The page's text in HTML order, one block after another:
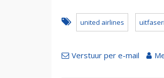
united airlines
Verstuur per e-mail